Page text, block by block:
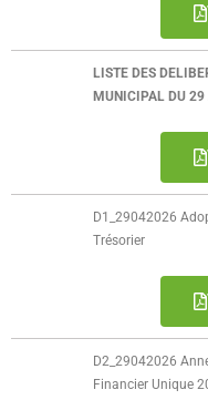
LISTE DES
MUNICIPAL DU
D1_29042026
Trésorier
D2_29042026
Financier Unique